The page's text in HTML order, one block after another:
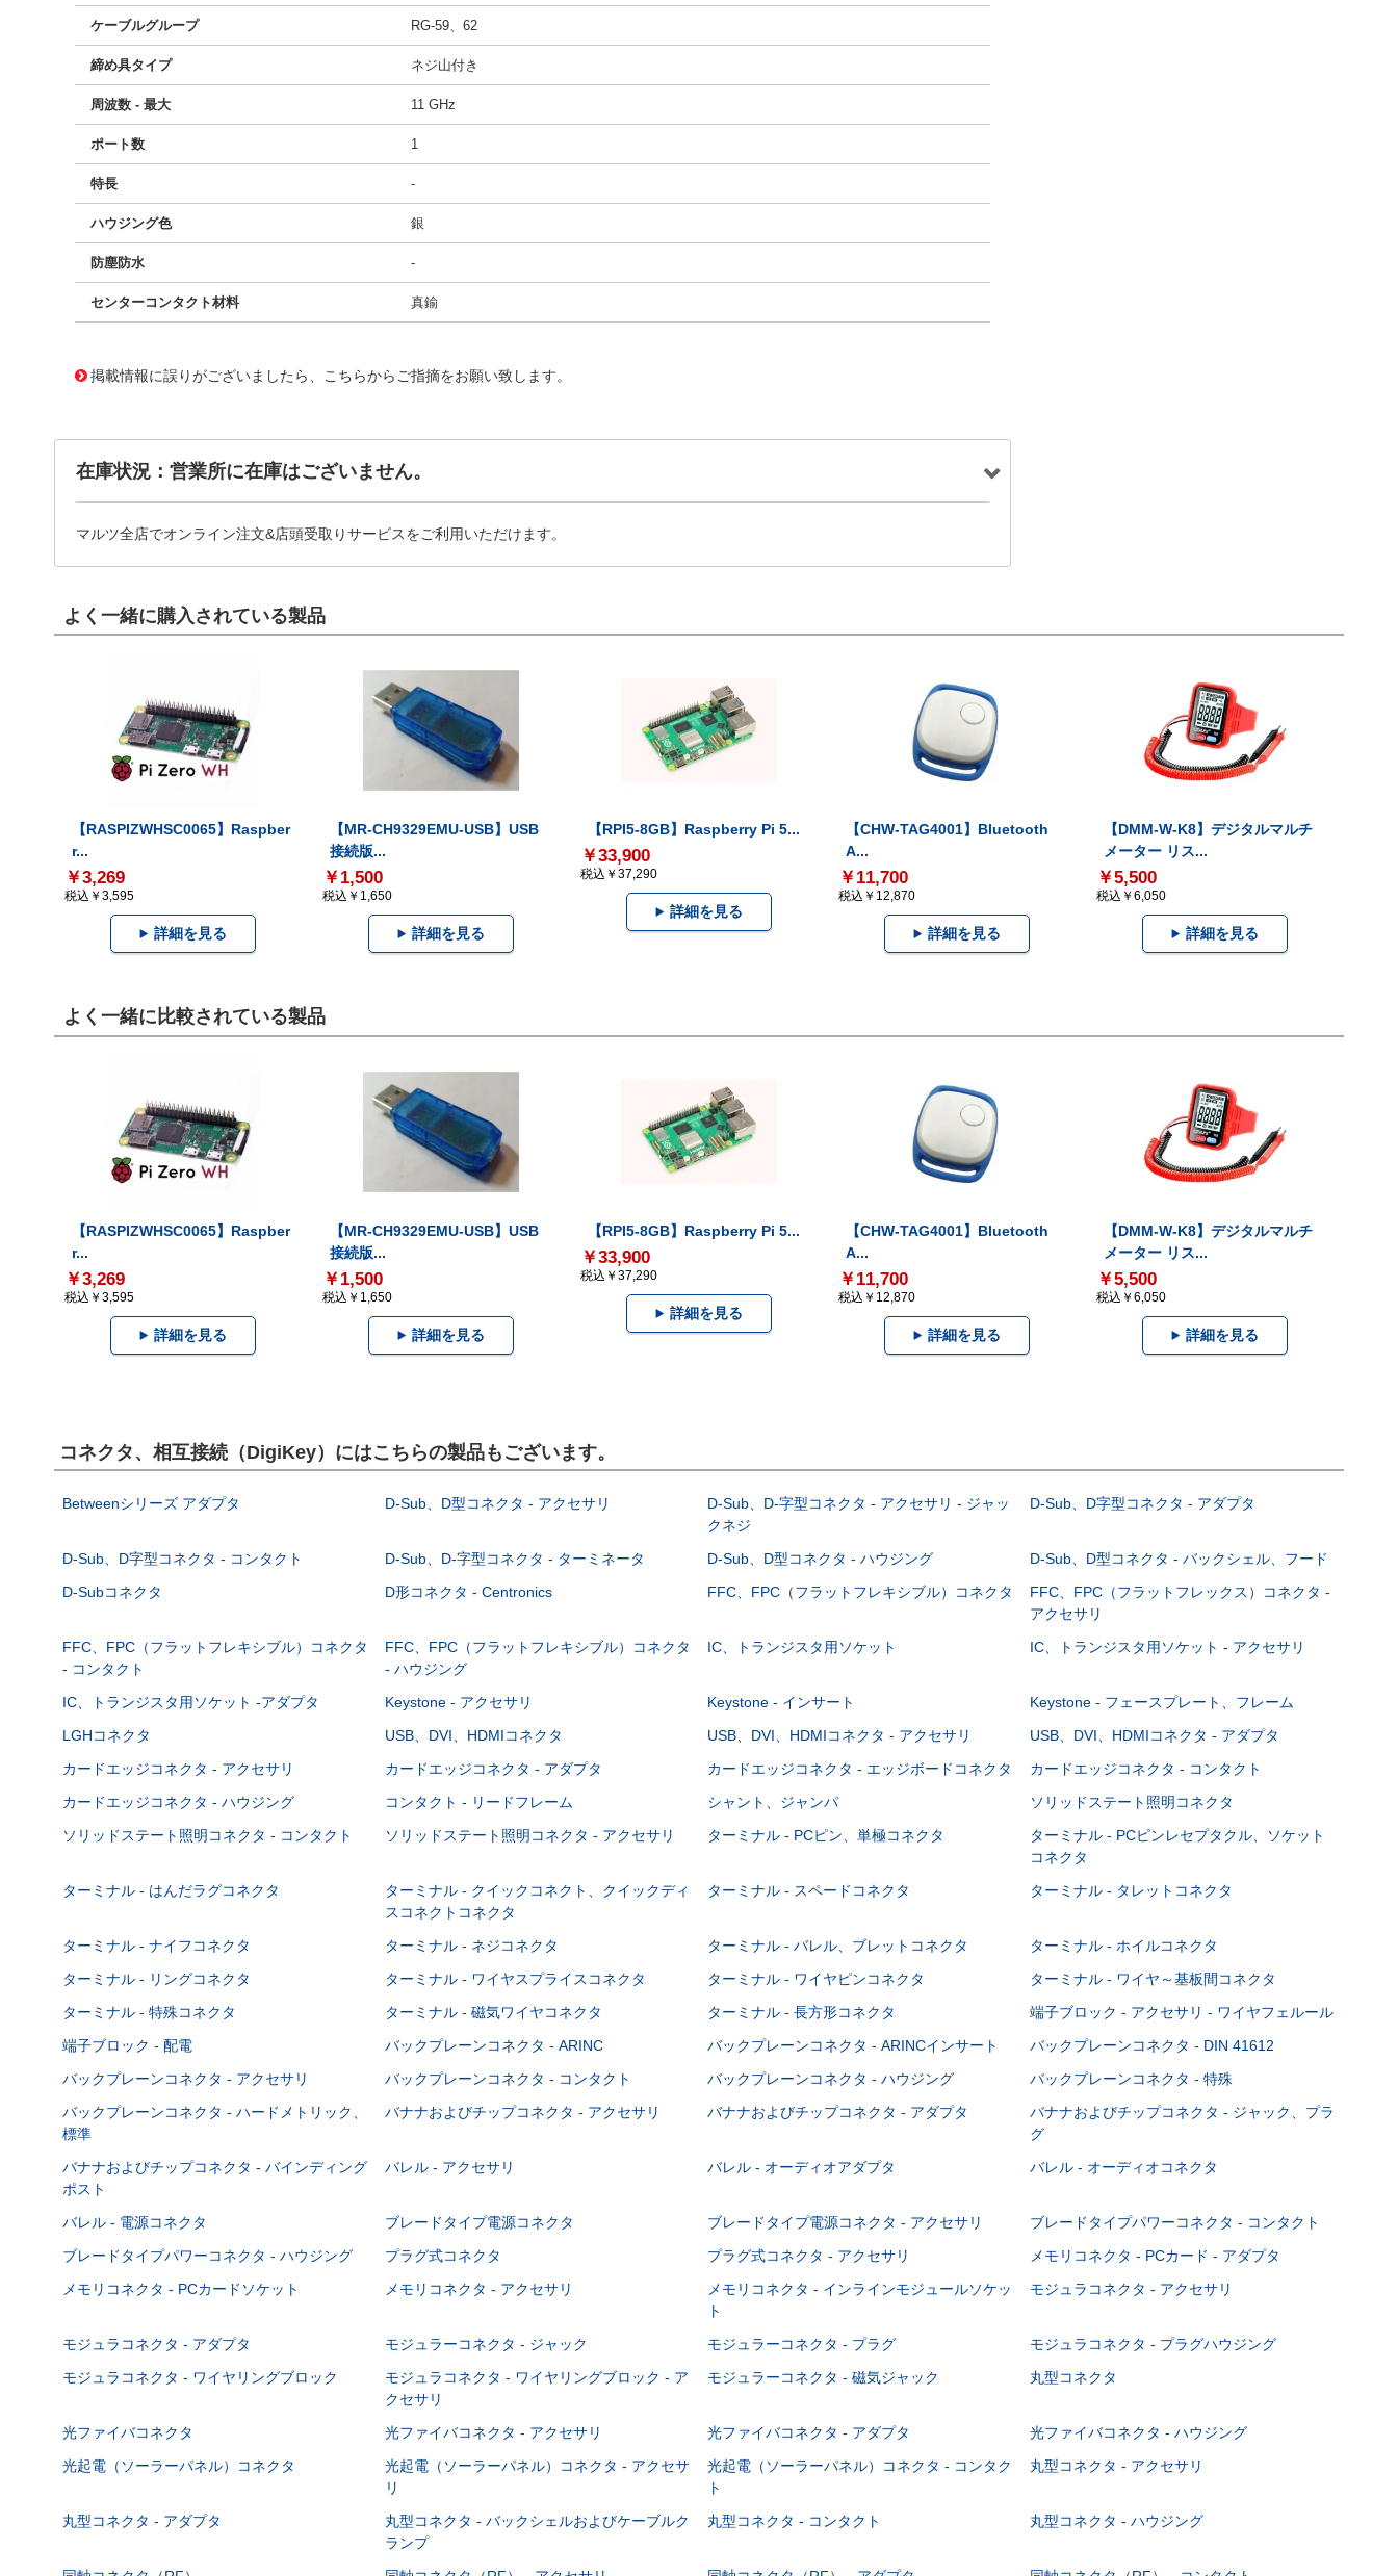
ケーブルグループ RG-59、62
締め具タイプ ネジ山付き
周波数 - 最大 11 GHz
ポート数 1
特長 -
ハウジング色 銀
防塵防水 -
センターコンタクト材料 真鍮
掲載情報に誤りがございましたら、こちらからご指摘をお願い致します。
在庫状況：営業所に在庫はございません。
マルツ全店でオンライン注文&店頭受取りサービスをご利用いただけます。
よく一緒に購入されている製品
【RASPIZWHSC0065】Raspber
r...
￥3,269
税込￥3,595
詳細を見る
【MR-CH9329EMU-USB】USB
接続版...
￥1,500
税込￥1,650
詳細を見る
【RPI5-8GB】Raspberry Pi 5...
￥33,900
税込￥37,290
詳細を見る
【CHW-TAG4001】Bluetooth
A...
￥11,700
税込￥12,870
詳細を見る
【DMM-W-K8】デジタルマルチ
メーター リス...
￥5,500
税込￥6,050
詳細を見る
よく一緒に比較されている製品
【RASPIZWHSC0065】Raspber
r...
￥3,269
税込￥3,595
詳細を見る
【MR-CH9329EMU-USB】USB
接続版...
￥1,500
税込￥1,650
詳細を見る
【RPI5-8GB】Raspberry Pi 5...
￥33,900
税込￥37,290
詳細を見る
【CHW-TAG4001】Bluetooth
A...
￥11,700
税込￥12,870
詳細を見る
【DMM-W-K8】デジタルマルチ
メーター リス...
￥5,500
税込￥6,050
詳細を見る
コネクタ、相互接続（DigiKey）にはこちらの製品もございます。
Betweenシリーズ アダプタ D-Sub、D型コネクタ - アクセサリ
D-Sub、D-字型コネクタ - アクセサリ - ジャッ
クネジ
D-Sub、D字型コネクタ - アダプタ
D-Sub、D字型コネクタ - コンタクト D-Sub、D-字型コネクタ - ターミネータ D-Sub、D型コネクタ - ハウジング
D-Sub、D型コネクタ - バックシェル、フード
D-Subコネクタ
D形コネクタ - Centronics FFC、FPC（フラットフレキシブル）コネクタ
FFC、FPC（フラットフレックス）コネクタ -
アクセサリ
FFC、FPC（フラットフレキシブル）コネクタ
- コンタクト
FFC、FPC（フラットフレキシブル）コネクタ
- ハウジング
IC、トランジスタ用ソケット IC、トランジスタ用ソケット - アクセサリ
IC、トランジスタ用ソケット -アダプタ Keystone - アクセサリ Keystone - インサート
Keystone - フェースプレート、フレーム
LGHコネクタ
USB、DVI、HDMIコネクタ USB、DVI、HDMIコネクタ - アクセサリ
USB、DVI、HDMIコネクタ - アダプタ
カードエッジコネクタ - アクセサリ
カードエッジコネクタ - アダプタ カードエッジコネクタ - エッジボードコネクタ
カードエッジコネクタ - コンタクト
カードエッジコネクタ - ハウジング
コンタクト - リードフレーム シャント、ジャンパ
ソリッドステート照明コネクタ
ソリッドステート照明コネクタ - コンタクト
ソリッドステート照明コネクタ - アクセサリ ターミナル - PCピン、単極コネクタ
ターミナル - PCピンレセプタクル、ソケット
コネクタ
ターミナル - はんだラグコネクタ
ターミナル - クイックコネクト、クイックディ
スコネクトコネクタ
ターミナル - スペードコネクタ ターミナル - タレットコネクタ
ターミナル - ナイフコネクタ ターミナル - ネジコネクタ ターミナル - バレル、ブレットコネクタ
ターミナル - ホイルコネクタ
ターミナル - リングコネクタ
ターミナル - ワイヤスプライスコネクタ ターミナル - ワイヤピンコネクタ
ターミナル - ワイヤ～基板間コネクタ
ターミナル - 特殊コネクタ
ターミナル - 磁気ワイヤコネクタ ターミナル - 長方形コネクタ
端子ブロック - アクセサリ - ワイヤフェルール
端子ブロック - 配電
バックプレーンコネクタ - ARINC バックプレーンコネクタ - ARINCインサート
バックプレーンコネクタ - DIN 41612
バックプレーンコネクタ - アクセサリ
バックプレーンコネクタ - コンタクト バックプレーンコネクタ - ハウジング
バックプレーンコネクタ - 特殊
バックプレーンコネクタ - ハードメトリック、
標準
バナナおよびチップコネクタ - アクセサリ バナナおよびチップコネクタ - アダプタ
バナナおよびチップコネクタ - ジャック、プラ
グ
バナナおよびチップコネクタ - バインディング
ポスト
バレル - アクセサリ バレル - オーディオアダプタ バレル - オーディオコネクタ
バレル - 電源コネクタ ブレードタイプ電源コネクタ ブレードタイプ電源コネクタ - アクセサリ
ブレードタイプパワーコネクタ - コンタクト
ブレードタイプパワーコネクタ - ハウジング
プラグ式コネクタ プラグ式コネクタ - アクセサリ
メモリコネクタ - PCカード - アダプタ
メモリコネクタ - PCカードソケット
メモリコネクタ - アクセサリ
メモリコネクタ - インラインモジュールソケッ
ト
モジュラコネクタ - アクセサリ
モジュラコネクタ - アダプタ モジュラーコネクタ - ジャック モジュラーコネクタ - プラグ
モジュラコネクタ - プラグハウジング
モジュラコネクタ - ワイヤリングブロック
モジュラコネクタ - ワイヤリングブロック - ア
クセサリ
モジュラーコネクタ - 磁気ジャック 丸型コネクタ
光ファイバコネクタ 光ファイバコネクタ - アクセサリ 光ファイバコネクタ - アダプタ
光ファイバコネクタ - ハウジング
光起電（ソーラーパネル）コネクタ
光起電（ソーラーパネル）コネクタ - アクセサ
リ
光起電（ソーラーパネル）コネクタ - コンタク
ト
丸型コネクタ - アクセサリ
丸型コネクタ - アダプタ
丸型コネクタ - バックシェルおよびケーブルク
ランプ
丸型コネクタ - コンタクト 丸型コネクタ - ハウジング